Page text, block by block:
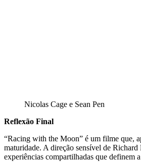
Nicolas Cage e Sean Pen
Reflexão Final
“Racing with the Moon” é um filme que,
maturidade. A direção sensível de
experiências compartilhadas que definem